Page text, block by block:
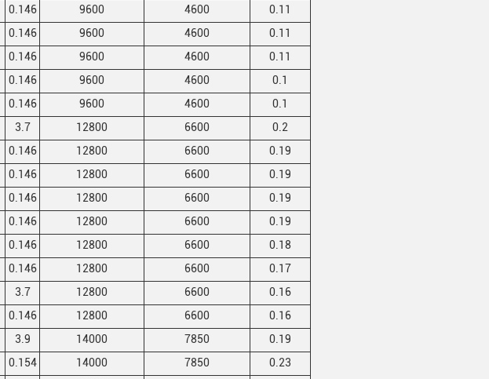
0.146 9600 4600
0.11
0.146 9600 4600
0.11
0.146 9600 4600
0.11
0.146 9600 4600
0.1
0.146 9600 4600
0.1
3.7 12800 6600
0.2
0.146 12800 6600
0.19
0.146 12800 6600
0.19
0.146 12800 6600
0.19
0.146 12800 6600
0.19
0.146 12800 6600
0.18
0.146 12800 6600
0.17
3.7 12800 6600
0.16
0.146 12800 6600
0.16
3.9 14000 7850
0.19
0.154 14000 7850
0.23